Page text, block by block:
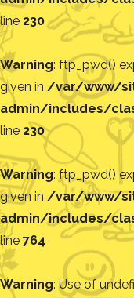
line 230
Warning: ftp_pwd()
given in /var/www/
admin/includes/
line 230
Warning: ftp_pwd()
given in /var/www/
admin/includes/
line 764
Warning: Use of